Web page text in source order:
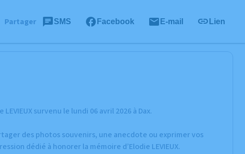
Partager SMS Facebook E-mail Lien
survenu le lundi 06 avril 2026 à Dax.
des photos souvenirs, une anecdote ou exprimer vos
dédié à honorer la mémoire d’Elodie LEVIEUX.